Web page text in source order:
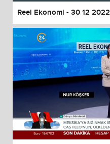
Reel Ekonomi - 30 12 2022